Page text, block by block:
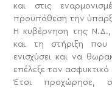
και στις
προϋπόθεση την
Η κυβέρνηση της Ν.Δ.,
και τη στήριξη
ενισχύσει και να
επέλεξε τον ασφυκτικό
Έτσι προχώρησε,